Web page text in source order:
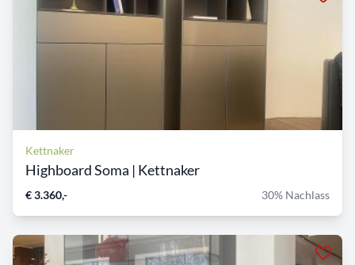
Kettnaker
Highboard Soma | Kettnaker
€ 3.360,- 30% Nachlass